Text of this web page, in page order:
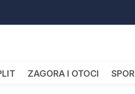
ZAGORA I OTOCI